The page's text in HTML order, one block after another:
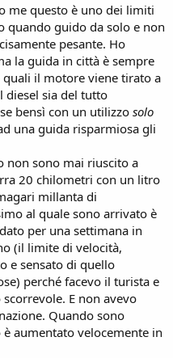
me questo è uno dei limiti
quando guido da solo e non
pesante. Ho
la guida in città è sempre
il motore viene tirato a
diesel sia del tutto
bensì con un utilizzo solo
una guida risparmiosa gli
non sono mai riuscito a
20 chilometri con un litro
millanta di
al quale sono arrivato è
per una settimana in
(il limite di velocità,
e sensato di quello
perché facevo il turista e
E non avevo
Quando sono
aumentato velocemente in